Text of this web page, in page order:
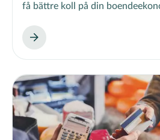
få bättre koll på din